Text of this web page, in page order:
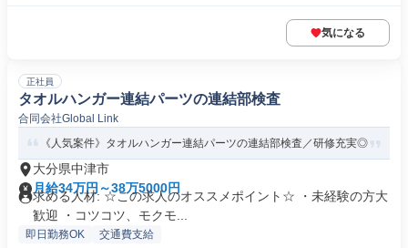
気になる
正社員
タオルハンガー連結パーツの連結部検査
合同会社Global Link
《人気案件》タオルハンガー連結パーツの連結部検査／研修充実◎
大分県中津市
月給34万円～38万5000円
求める人材: ☆この求人のオススメポイント☆ ・未経験の方大
歓迎 ・コツコツ、モクモ...
即日勤務OK 交通費支給